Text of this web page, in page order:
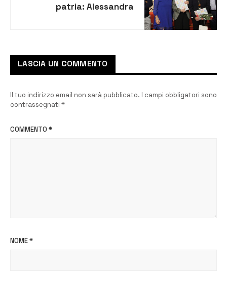
patria: Alessandra
LASCIA UN COMMENTO
Il tuo indirizzo email non sarà pubblicato. I campi obbligatori sono
contrassegnati *
COMMENTO *
NOME*